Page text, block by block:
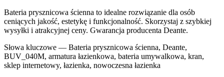
Bateria prysznicowa ścienna to idealne rozwiązanie dla osób
ceniących jakość, estetykę i funkcjonalność. Skorzystaj z szybkiej
wysyłki i atrakcyjnej ceny. Gwarancja producenta Deante.
Słowa kluczowe — Bateria prysznicowa ścienna, Deante,
BUV_040M, armatura łazienkowa, bateria umywalkowa, kran,
sklep internetowy, łazienka, nowoczesna łazienka